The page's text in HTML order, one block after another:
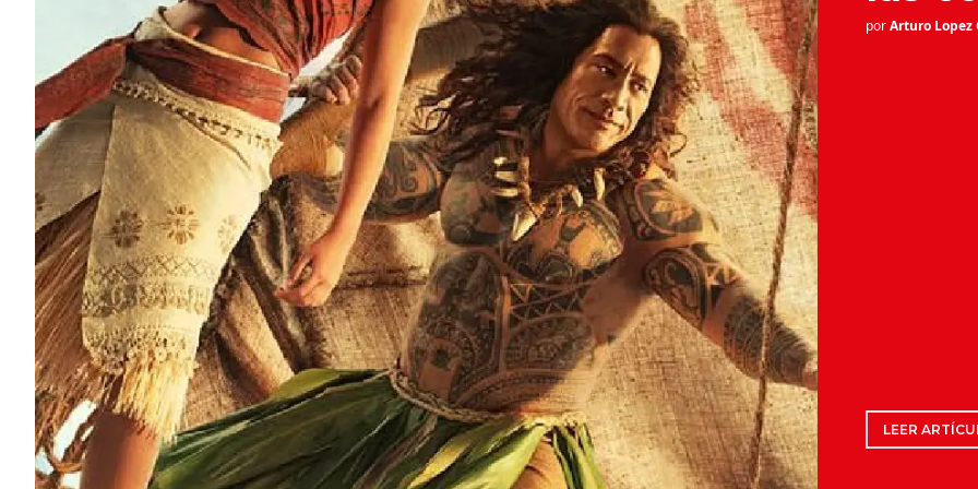
porArturo Lopez
LEER